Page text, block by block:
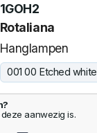
1GOH2
Rotaliana
Hanglampen
001 00 Etched white
aanwezig is.